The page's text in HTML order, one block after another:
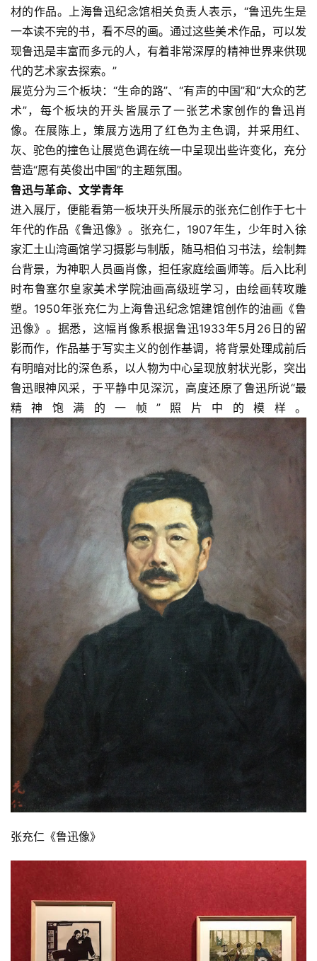
材的作品。上海鲁迅纪念馆相关负责人表示，“鲁迅先生是
一本读不完的书，看不尽的画。通过这些美术作品，可以发
现鲁迅是丰富而多元的人，有着非常深厚的精神世界来供现
代的艺术家去探索。”
展览分为三个板块：“生命的路”、“有声的中国”和“大众的艺
术”，每个板块的开头皆展示了一张艺术家创作的鲁迅肖
像。在展陈上，策展方选用了红色为主色调，并采用红、
灰、驼色的撞色让展览色调在统一中呈现出些许变化，充分
营造“愿有英俊出中国”的主题氛围。
鲁迅与革命、文学青年
进入展厅，便能看第一板块开头所展示的张充仁创作于七十
年代的作品《鲁迅像》。张充仁，1907年生，少年时入徐
家汇土山湾画馆学习摄影与制版，随马相伯习书法，绘制舞
台背景，为神职人员画肖像，担任家庭绘画师等。后入比利
时布鲁塞尔皇家美术学院油画高级班学习，由绘画转攻雕
塑。1950年张充仁为上海鲁迅纪念馆建馆创作的油画《鲁
迅像》。据悉，这幅肖像系根据鲁迅1933年5月26日的留
影而作，作品基于写实主义的创作基调，将背景处理成前后
有明暗对比的深色系，以人物为中心呈现放射状光影，突出
鲁迅眼神风采，于平静中见深沉，高度还原了鲁迅所说“最
精神饱满的一帧”照片中的模样。
张充仁《鲁迅像》